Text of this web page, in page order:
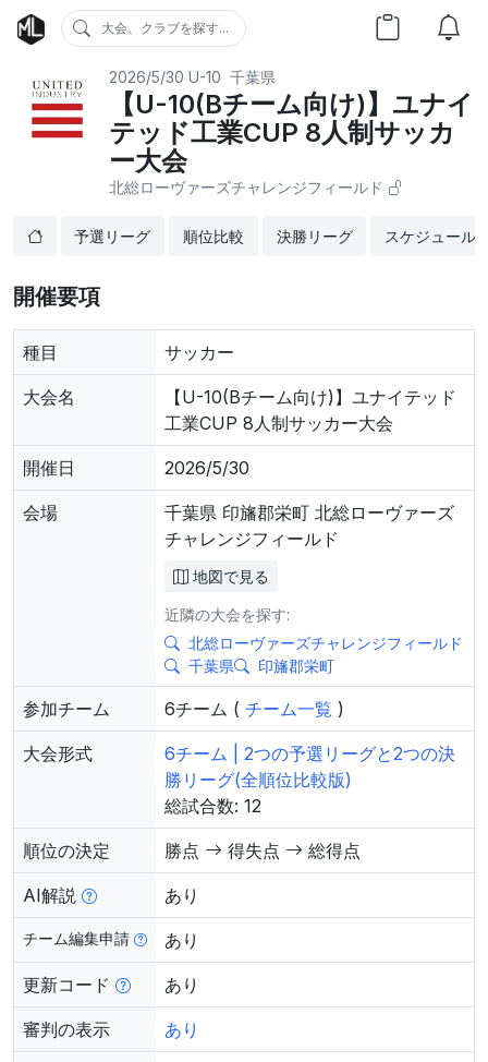
大会、クラブを探す...
2026/5/30 U-10 千葉県
【U-10(Bチーム向け)】ユナイ
テッド工業CUP 8人制サッカ
ー大会
北総ローヴァーズチャレンジフィールド
予選リーグ 順位比較 決勝リーグ スケジュール
開催要項
種目 サッカー
大会名
【U-10(Bチーム向け)】ユナイテッド
工業CUP 8人制サッカー大会
開催日 2026/5/30
会場
千葉県 印旛郡栄町 北総ローヴァーズ
チャレンジフィールド
地図で見る
近隣の大会を探す:
北総ローヴァーズチャレンジフィールド
千葉県
印旛郡栄町
参加チーム 6チーム ( チーム一覧 )
大会形式
6チーム | 2つの予選リーグと2つの決
勝リーグ(全順位比較版)
総試合数: 12
順位の決定 勝点 得失点 総得点
AI解説 あり
チーム編集申請 あり
更新コード あり
審判の表示 あり